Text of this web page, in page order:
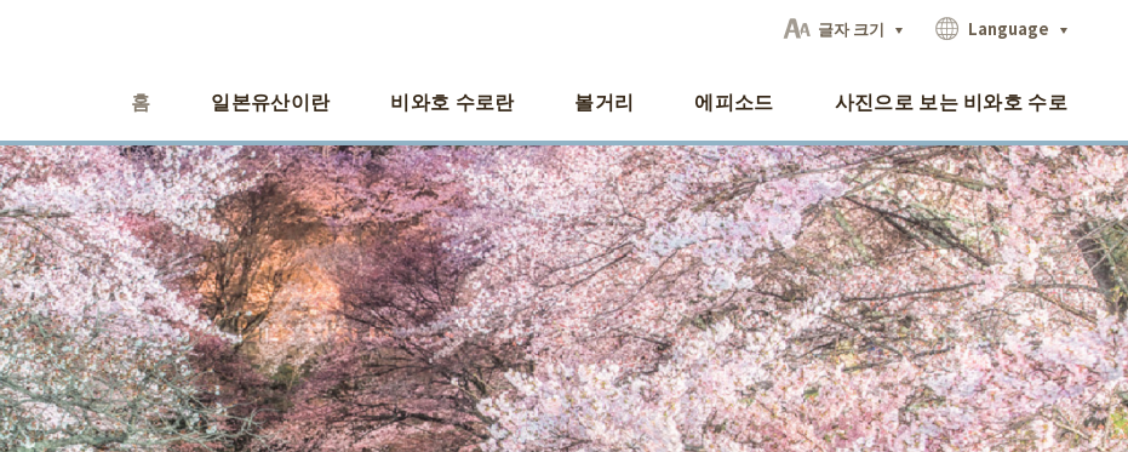
글자 크기 Language
홈 일본유산이란 비와호 수로란 볼거리 에피소드 사진으로 보는 비와호 수로